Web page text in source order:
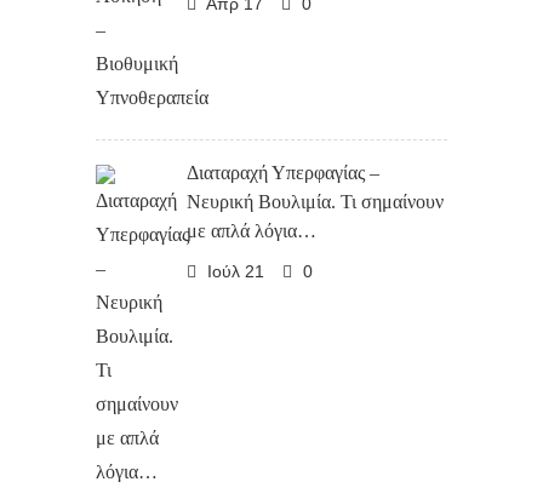
Διαταραχή Υπερφαγίας –
Νευρική Βουλιμία. Τι σημαίνουν
με απλά λόγια…
Ιούλ 21 0